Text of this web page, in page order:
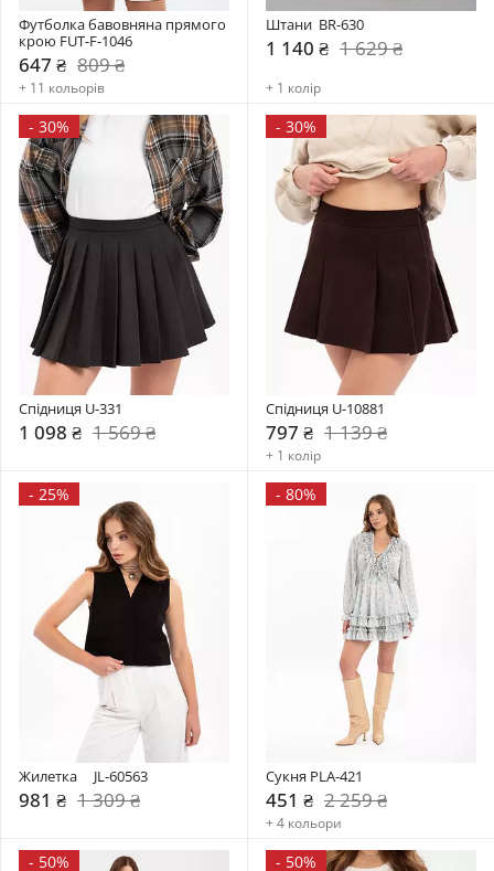
Футболка бавовняна прямого
крою FUT-F-1046
647 ₴ 809 ₴
+ 11 кольорів
Штани  BR-630
1 140 ₴ 1 629 ₴
+ 1 колір
- 30%
Спідниця U-331
1 098 ₴ 1 569 ₴
- 30%
Спідниця U-10881
797 ₴ 1 139 ₴
+ 1 колір
- 25%
Жилетка     JL-60563
981 ₴ 1 309 ₴
- 80%
Сукня PLA-421
451 ₴ 2 259 ₴
+ 4 кольори
- 50% - 50%